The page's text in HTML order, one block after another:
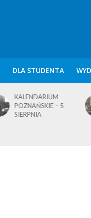
DLA STUDENTA
KALENDARIUM
POZNAŃSKIE – 5
SIERPNIA